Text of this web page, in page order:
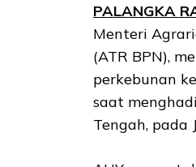
PALANGKA
Menteri
(ATR BPN),
perkebunan
saat
Tengah, pada